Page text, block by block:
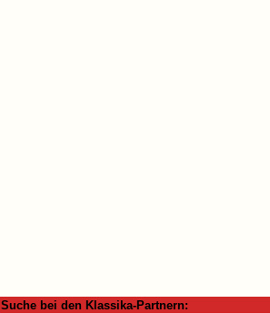
Suche bei den Klassika-Partnern: